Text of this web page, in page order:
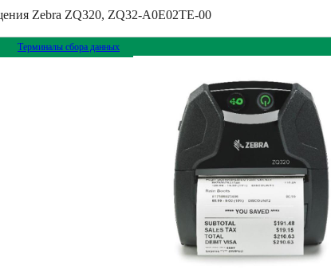
Zebra ZQ320, ZQ32-A0E02TE-00
Терминалы сбора данных